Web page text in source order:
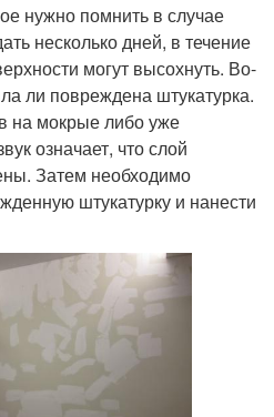
нужно помнить в случае
несколько дней, в течение
могут высохнуть. Во-
ли повреждена штукатурка.
на мокрые либо уже
означает, что слой
Затем необходимо
штукатурку и нанести